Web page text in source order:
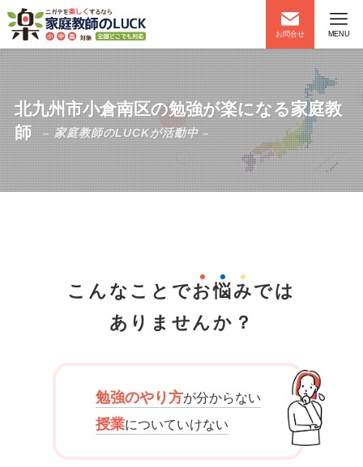
お問合せ MENU
北九州市小倉南区の勉強が楽になる家庭教
師
– 家庭教師のLUCKが活動中 –
こんなことでお悩みでは
ありませんか？
勉強のやり方が分からない
授業についていけない